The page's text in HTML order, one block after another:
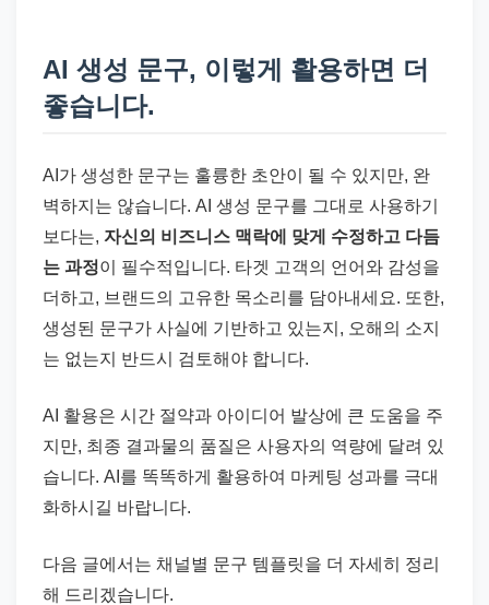
AI 생성 문구, 이렇게 활용하면 더
좋습니다.
AI가 생성한 문구는 훌륭한 초안이 될 수 있지만, 완
벽하지는 않습니다. AI 생성 문구를 그대로 사용하기
보다는, 자신의 비즈니스 맥락에 맞게 수정하고 다듬
는 과정이 필수적입니다. 타겟 고객의 언어와 감성을
더하고, 브랜드의 고유한 목소리를 담아내세요. 또한,
생성된 문구가 사실에 기반하고 있는지, 오해의 소지
는 없는지 반드시 검토해야 합니다.
AI 활용은 시간 절약과 아이디어 발상에 큰 도움을 주
지만, 최종 결과물의 품질은 사용자의 역량에 달려 있
습니다. AI를 똑똑하게 활용하여 마케팅 성과를 극대
화하시길 바랍니다.
다음 글에서는 채널별 문구 템플릿을 더 자세히 정리
해 드리겠습니다.